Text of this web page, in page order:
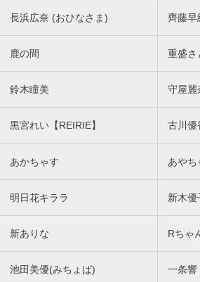
長浜広奈 (おひなさま) 齊藤早
鹿の間 重盛さ
鈴木瞳美 守屋麗
黒宮れい【REIRIE】 古川優
あかちゃす あやち
明日花キララ 新木優
新ありな Rちゃ
池田美優(みちょぱ) 一条響